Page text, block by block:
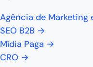
Agência de
SEO B2B →
Mídia Paga →
CRO →